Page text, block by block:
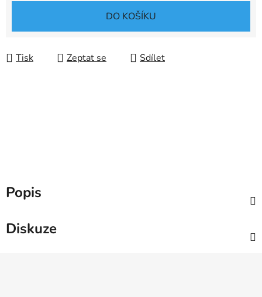
DO KOŠÍKU
Tisk Zeptat se Sdílet
Popis
Diskuze